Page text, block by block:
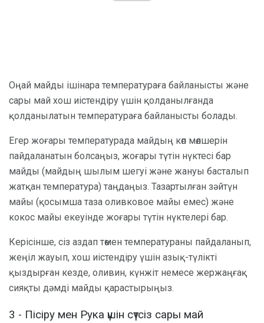
Оңай майды ішінара температураға байланысты және
сары май хош иістендіру үшін қолданылғанда
қолданылатын температураға байланысты болады.
Егер жоғары температурада майдың көп мөлшерін
пайдаланатын болсаңыз, жоғары түтін нүктесі бар
майды (майдың шылым шегуі және жануы басталып
жатқан температура) таңдаңыз. Тазартылған зәйтүн
майы (қосымша таза оливковое майы емес) және
кокос майы екеуінде жоғары түтін нүктелері бар.
Керісінше, сіз аздап төмен температураны пайдаланып,
жеңіл жауып, хош иістендіру үшін азық-түлікті
қыздырған кезде, оливин, күнжіт немесе жержаңғақ
сияқты дәмді майды қарастырыңыз.
3 - Пісіру мен Рука үшін сүтсіз сары май